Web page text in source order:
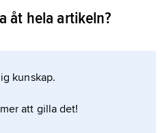
åt hela artikeln?
kunskap.
att gilla det!